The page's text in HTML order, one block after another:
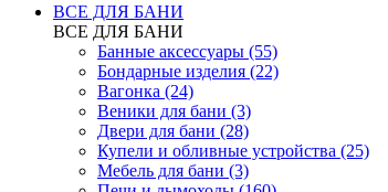
ВСЕ ДЛЯ БАНИ
ВСЕ ДЛЯ БАНИ
Банные аксессуары (55)
Бондарные изделия (22)
Вагонка (24)
Веники для бани (3)
Двери для бани (28)
Купели и обливные устройства (25)
Мебель для бани (3)